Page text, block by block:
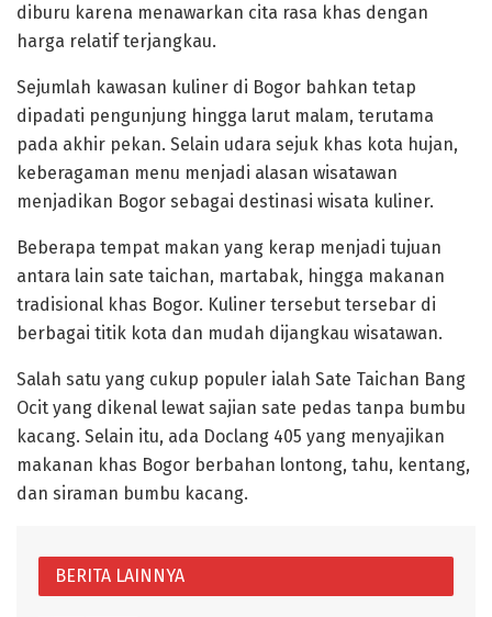
diburu karena menawarkan cita rasa khas dengan
harga relatif terjangkau.
Sejumlah kawasan kuliner di Bogor bahkan tetap
dipadati pengunjung hingga larut malam, terutama
pada akhir pekan. Selain udara sejuk khas kota hujan,
keberagaman menu menjadi alasan wisatawan
menjadikan Bogor sebagai destinasi wisata kuliner.
Beberapa tempat makan yang kerap menjadi tujuan
antara lain sate taichan, martabak, hingga makanan
tradisional khas Bogor. Kuliner tersebut tersebar di
berbagai titik kota dan mudah dijangkau wisatawan.
Salah satu yang cukup populer ialah Sate Taichan Bang
Ocit yang dikenal lewat sajian sate pedas tanpa bumbu
kacang. Selain itu, ada Doclang 405 yang menyajikan
makanan khas Bogor berbahan lontong, tahu, kentang,
dan siraman bumbu kacang.
BERITA LAINNYA